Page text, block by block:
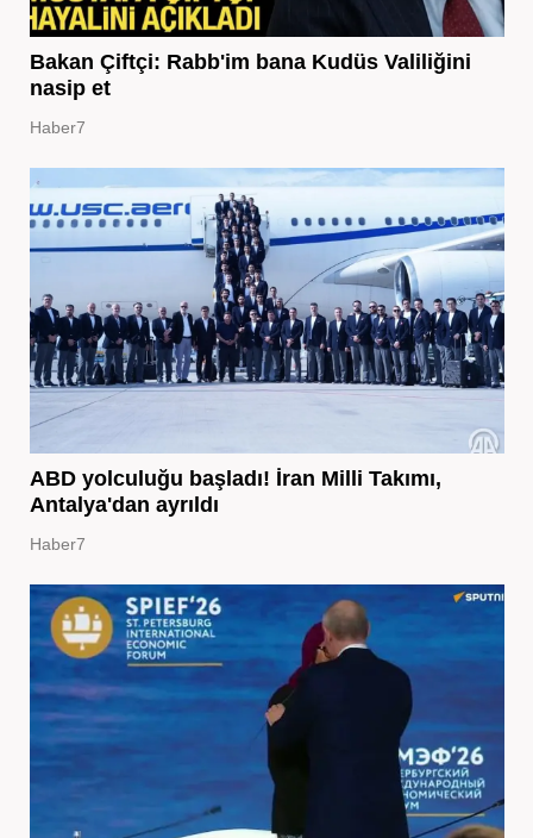
Bakan Çiftçi: Rabb'im bana Kudüs Valiliğini
nasip et
Haber7
ABD yolculuğu başladı! İran Milli Takımı,
Antalya'dan ayrıldı
Haber7